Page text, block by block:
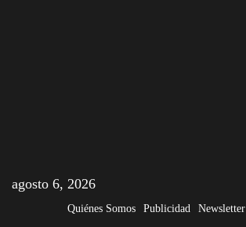
agosto 6, 2026
Quiénes Somos Publicidad Newsletter